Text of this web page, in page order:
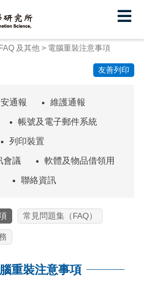
FAQ 及其他 電腦重裝注意事項
友善列印
通報
維護通報
帳號及電子郵件系統
列印裝置
會議
軟體及物品借領用
聯絡資訊
常見問題集（FAQ）
重裝注意事項